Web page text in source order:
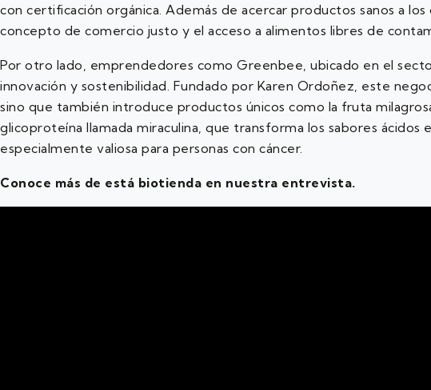
con certificación orgánica. Además de acercar productos sanos a
concepto de comercio justo y el acceso a alimentos libres de
Por otro lado, emprendedores como Greenbee, ubicado en el
innovación y sostenibilidad. Fundado por Karen Ordoñez, este
sino que también introduce productos únicos como la fruta
glicoproteína llamada miraculina, que transforma los sabores ácidos
especialmente valiosa para personas con cáncer.
Conoce más de está biotienda en nuestra entrevista.